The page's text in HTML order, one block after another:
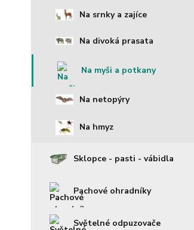
Na srnky a zajíce
Na divoká prasata
Na myši a potkany
Na netopýry
Na hmyz
Sklopce - pasti - vábidla
Pachové ohradníky
Světelné odpuzovače